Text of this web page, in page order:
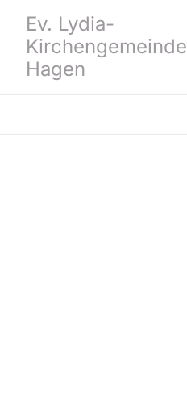
Ev. Lydia-
Kirchengemeinde
Hagen